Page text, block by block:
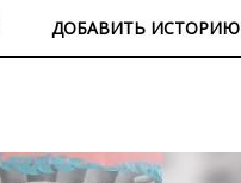
ДОБАВИТЬ ИСТОРИЮ